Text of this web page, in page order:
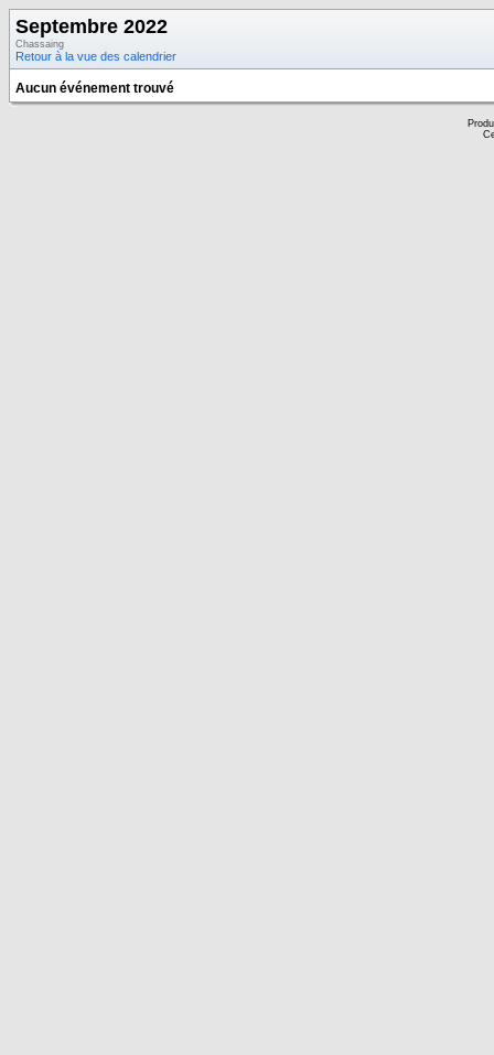
Septembre 2022
Chassaing
Retour à la vue des calendrier
Aucun événement trouvé